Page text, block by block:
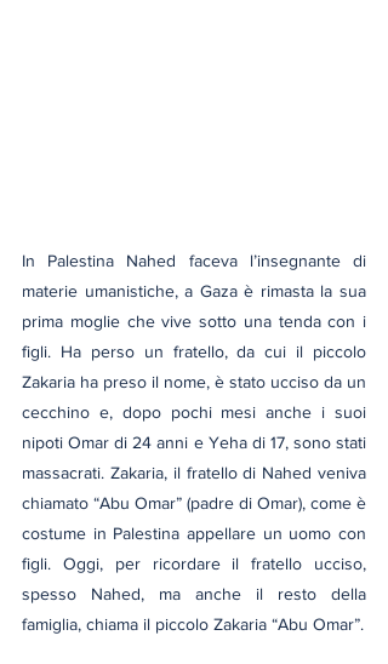
In Palestina Nahed faceva l’insegnante di
materie umanistiche, a Gaza è rimasta la sua
prima moglie che vive sotto una tenda con i
figli. Ha perso un fratello, da cui il piccolo
Zakaria ha preso il nome, è stato ucciso da un
cecchino e, dopo pochi mesi anche i suoi
nipoti Omar di 24 anni e Yeha di 17, sono stati
massacrati. Zakaria, il fratello di Nahed veniva
chiamato “Abu Omar” (padre di Omar), come è
costume in Palestina appellare un uomo con
figli. Oggi, per ricordare il fratello ucciso,
spesso Nahed, ma anche il resto della
famiglia, chiama il piccolo Zakaria “Abu Omar”.